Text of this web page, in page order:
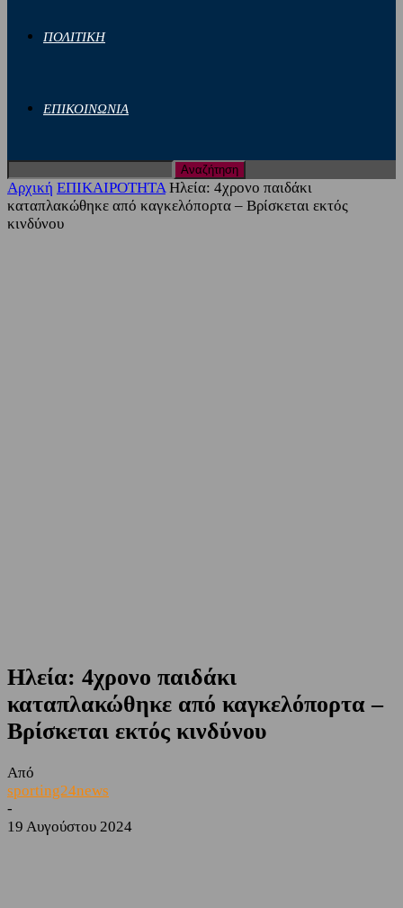
ΠΟΛΙΤΙΚΗ
ΕΠΙΚΟΙΝΩΝΙΑ
Αρχική ΕΠΙΚΑΙΡΟΤΗΤΑ Ηλεία: 4χρονο παιδάκι
καταπλακώθηκε από καγκελόπορτα – Βρίσκεται εκτός
κινδύνου
Ηλεία: 4χρονο παιδάκι
καταπλακώθηκε από καγκελόπορτα –
Βρίσκεται εκτός κινδύνου
Από
sporting24news
-
19 Αυγούστου 2024